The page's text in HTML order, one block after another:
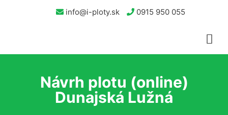
info@i-ploty.sk 0915 950 055
Návrh plotu (online)
Dunajská Lužná